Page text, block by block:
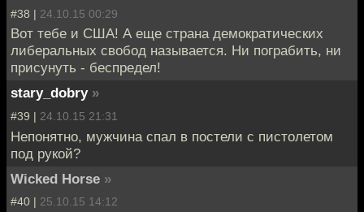
#38 | 24.10.15 00:29
Вот тебе и США! А еще страна демократических
либеральных свобод называется. Ни пограбить, ни
присунуть - беспредел!
stary_dobry »
#39 | 24.10.15 21:31
Непонятно, мужчина спал в постели с пистолетом
под рукой?
Wicked Horse »
#40 | 25.10.15 14:12